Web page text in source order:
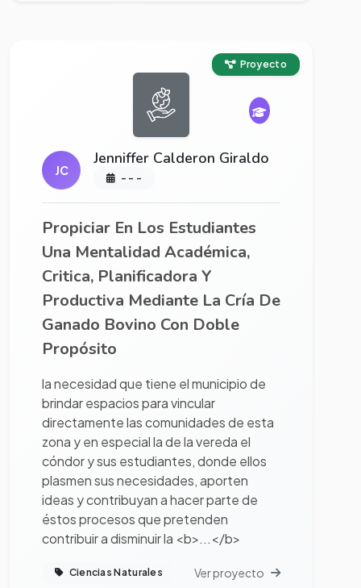
Proyecto
JC
Jenniffer Calderon Giraldo
- - -
Propiciar En Los Estudiantes
Una Mentalidad Académica,
Critica, Planificadora Y
Productiva Mediante La Cría De
Ganado Bovino Con Doble
Propósito
la necesidad que tiene el municipio de
brindar espacios para vincular
directamente las comunidades de esta
zona y en especial la de la vereda el
cóndor y sus estudiantes, donde ellos
plasmen sus necesidades, aporten
ideas y contribuyan a hacer parte de
éstos procesos que pretenden
contribuir a disminuir la <b>...</b>
Ciencias Naturales Ver proyecto